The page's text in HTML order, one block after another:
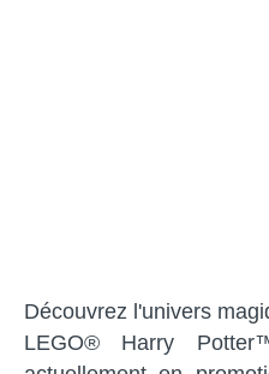
Découvrez l'univers
LEGO® Harry